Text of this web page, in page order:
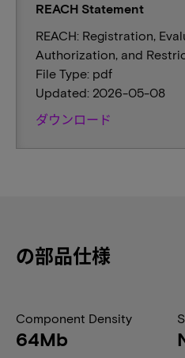
REACH Statement
REACH: Registration,
Authorization, and
File Type: pdf
Updated: 2026-05-08
ダウンロード
の部品仕様
Component Density
64Mb